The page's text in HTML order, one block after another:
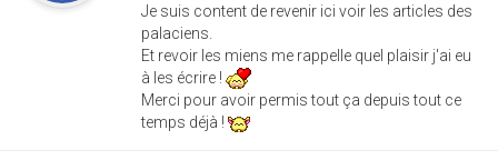
Je suis content de revenir ici voir les articles des
palaciens.
Et revoir les miens me rappelle quel plaisir j'ai eu
à les écrire !
Merci pour avoir permis tout ça depuis tout ce
temps déjà !